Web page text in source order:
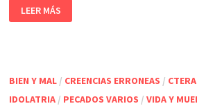
LEER MÁS
BIEN Y MAL/ CREENCIAS ERRONEAS /
IDOLATRIA/ PECADOS VARIOS / VIDA Y